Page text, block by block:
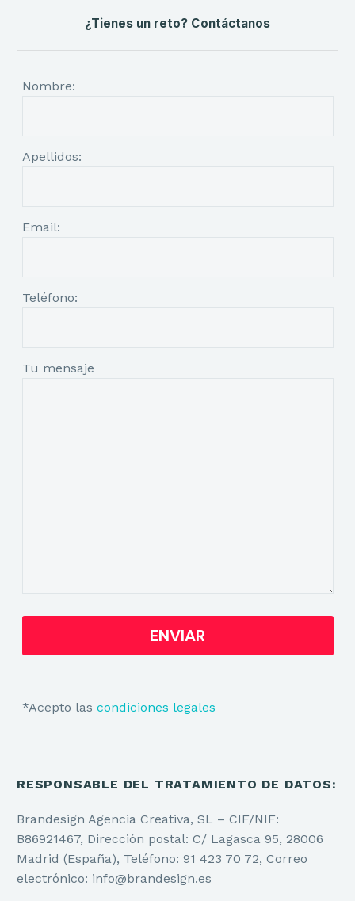
¿Tienes un reto? Contáctanos
Nombre:
Apellidos:
Email:
Teléfono:
Tu mensaje
*Acepto las condiciones legales
RESPONSABLE DEL TRATAMIENTO DE DATOS:
Brandesign Agencia Creativa, SL – CIF/NIF:
B86921467, Dirección postal: C/ Lagasca 95, 28006
Madrid (España), Teléfono: 91 423 70 72, Correo
electrónico: info@brandesign.es